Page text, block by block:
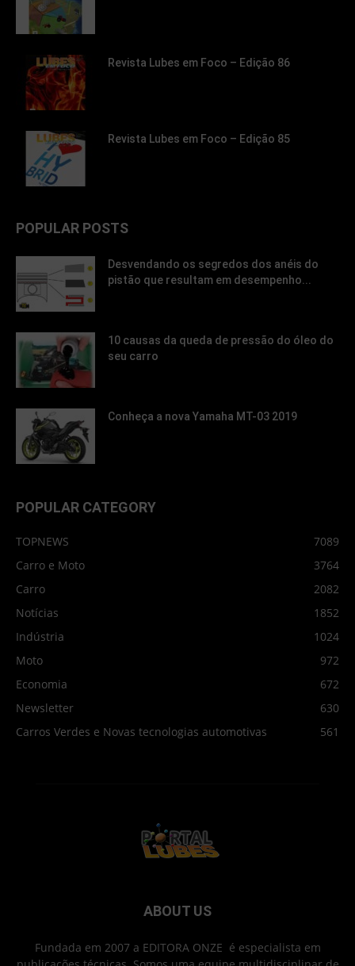
Revista Lubes em Foco – Edição 86
Revista Lubes em Foco – Edição 85
POPULAR POSTS
Desvendando os segredos dos anéis do
pistão que resultam em desempenho...
10 causas da queda de pressão do óleo do
seu carro
Conheça a nova Yamaha MT-03 2019
POPULAR CATEGORY
TOPNEWS
7089
Carro e Moto
3764
Carro
2082
Notícias
1852
Indústria
1024
Moto
972
Economia
672
Newsletter
630
Carros Verdes e Novas tecnologias automotivas
561
ABOUT US
Fundada em 2007 a EDITORA ONZE é especialista em